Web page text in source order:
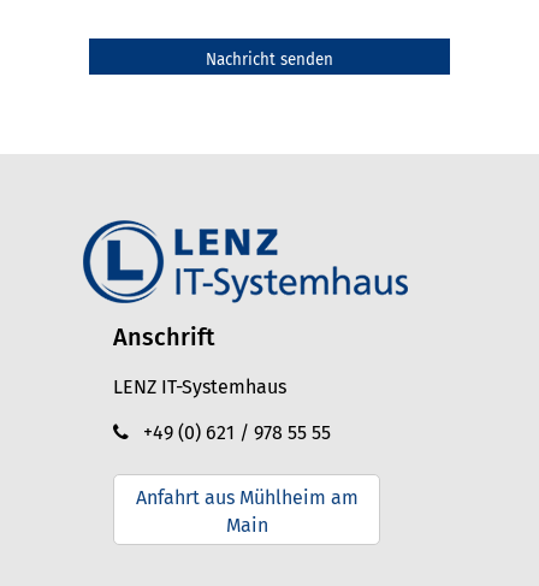
Anschrift
LENZ IT-Systemhaus
+49 (0) 621 / 978 55 55
Anfahrt aus Mühlheim am
Main